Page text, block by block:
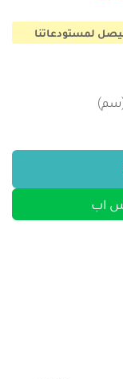
سم)
اب